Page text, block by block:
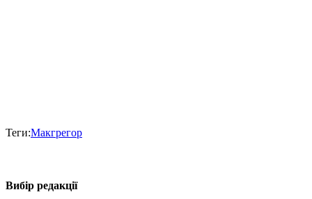
Теги:Макгрегор
Вибір редакції